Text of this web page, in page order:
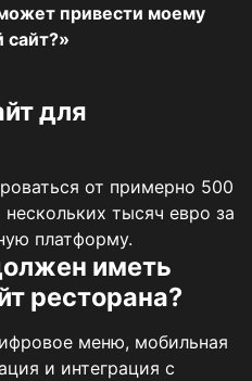
привести моему
сайт?»
для
от примерно 500
тысяч евро за
платформу.
иметь
ресторана?
меню, мобильная
и интеграция с